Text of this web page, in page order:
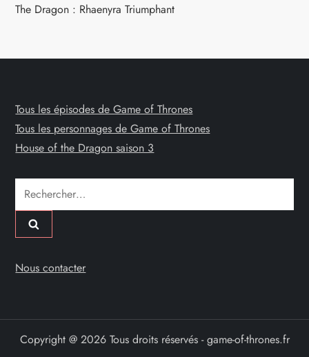
The Dragon : Rhaenyra Triumphant
Tous les épisodes de Game of Thrones
Tous les personnages de Game of Thrones
House of the Dragon saison 3
Rechercher :
Nous contacter
Copyright @ 2026 Tous droits réservés - game-of-thrones.fr